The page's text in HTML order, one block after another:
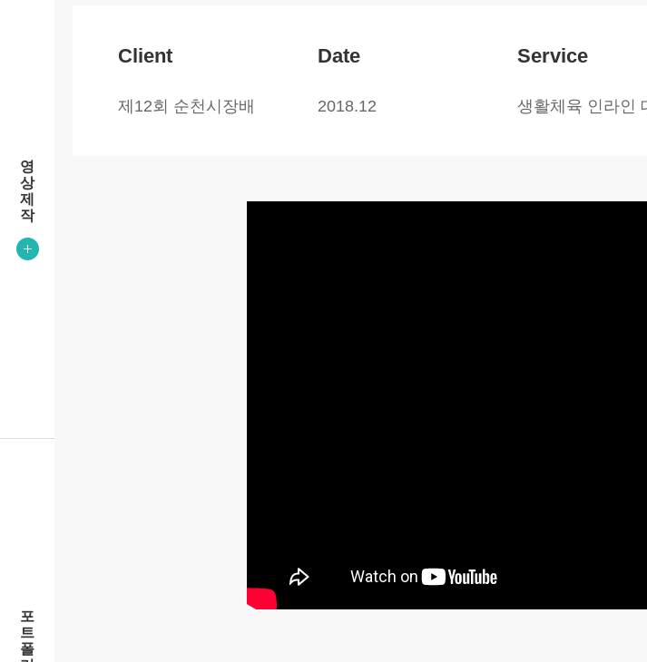
영
상
제
작
포
트
폴
Client
제12회 순천시장배
Date
2018.12
Service
생활체육 인라인